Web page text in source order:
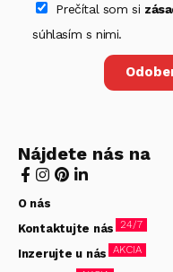
Prečítal som si
súhlasím s nimi.
Nájdete nás na
O nás
Kontaktujte nás 24/7
Inzerujte u nás AKCIA